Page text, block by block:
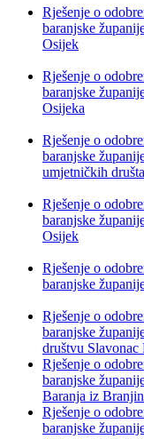
Rješenje o
baranjske
Osijek
Rješenje o
baranjske
Osijeka
Rješenje o
baranjske
umjetničkih
Rješenje o
baranjske
Osijek
Rješenje o
baranjske
Rješenje o
baranjske
društvu Slavonac
Rješenje o
baranjske
Baranja iz
Rješenje o
baranjske